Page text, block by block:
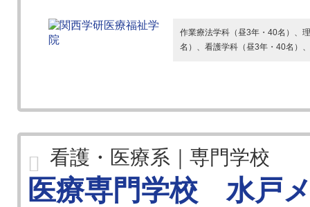
作業療法学科（昼3年・40名）、
名）、看護学科（昼3年・40名）
看護・医療系｜専門学校
医療専門学校 水戸